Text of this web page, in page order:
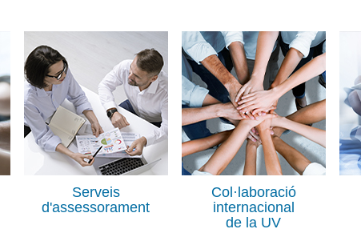
Serveis
d'assessorament
Col·laboració
internacional
de la UV